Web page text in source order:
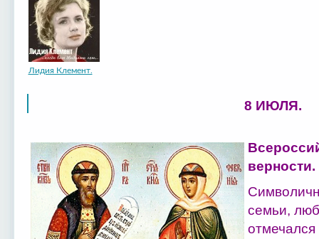
Лидия Клемент.
8 ИЮЛЯ.
верности.
семьи,